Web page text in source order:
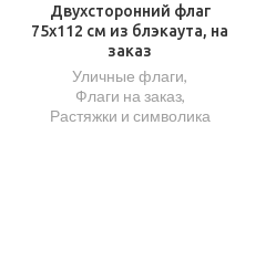
Двухсторонний флаг
75х112 см из блэкаута, на
заказ
Уличные флаги,
Флаги на заказ,
Растяжки и символика